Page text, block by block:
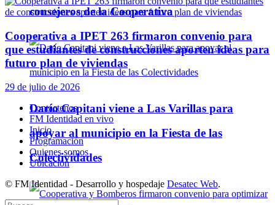
consejeros de la Cooperativa
Darío Capitani viene a Las Varillas para
apoyar al municipio en la Fiesta de las
Colectividades
Cooperativa a IPET 263 firmaron convenio para
que estudiantes de construcciones aporten ideas para
futuro plan de viviendas
29 de julio de 2026
Contáctenos
FM Identidad en vivo
Inicio
Programación
Quienes somos
Ubicación
© FM Identidad - Desarrollo y hospedaje Desatec Web.